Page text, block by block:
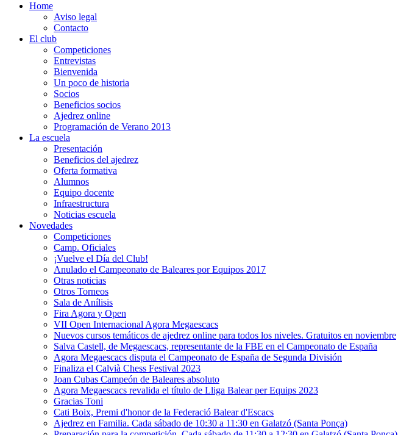
Home
Aviso legal
Contacto
El club
Competiciones
Entrevistas
Bienvenida
Un poco de historia
Socios
Beneficios socios
Ajedrez online
Programación de Verano 2013
La escuela
Presentación
Beneficios del ajedrez
Oferta formativa
Alumnos
Equipo docente
Infraestructura
Noticias escuela
Novedades
Competiciones
Camp. Oficiales
¡Vuelve el Dí­a del Club!
Anulado el Campeonato de Baleares por Equipos 2017
Otras noticias
Otros Torneos
Sala de Anílisis
Fira Agora y Open
VII Open Internacional Agora Megaescacs
Nuevos cursos temáticos de ajedrez online para todos los niveles. Gratuitos en noviembre
Salva Castell, de Megaescacs, representante de la FBE en el Campeonato de España
Agora Megaescacs disputa el Campeonato de España de Segunda División
Finaliza el Calvià Chess Festival 2023
Joan Cubas Campeón de Baleares absoluto
Agora Megaescacs revalida el título de Lliga Balear per Equips 2023
Gracias Toni
Cati Boix, Premi d'honor de la Federació Balear d'Escacs
Ajedrez en Familia. Cada sábado de 10:30 a 11:30 en Galatzó (Santa Ponça)